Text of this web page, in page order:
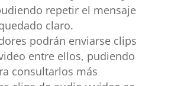
repetir el mensaje
claro.
podrán enviarse clips
entre ellos, pudiendo
consultarlos más